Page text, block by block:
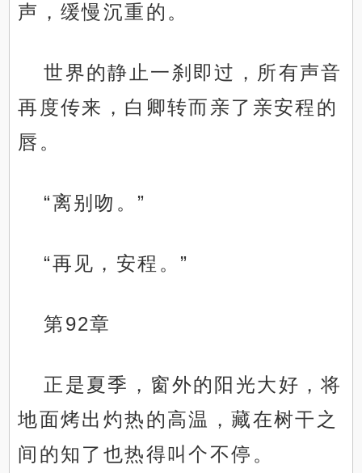
声，缓慢沉重的。
世界的静止一刹即过，所有声音
再度传来，白卿转而亲了亲安程的
唇。
“离别吻。”
“再见，安程。”
第92章
正是夏季，窗外的阳光大好，将
地面烤出灼热的高温，藏在树干之
间的知了也热得叫个不停。